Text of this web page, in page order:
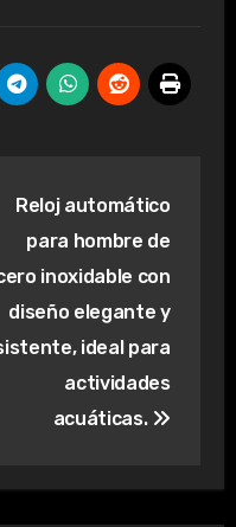
Reloj automático
para hombre de
inoxidable con
diseño elegante y
ideal para
actividades
acuáticas.